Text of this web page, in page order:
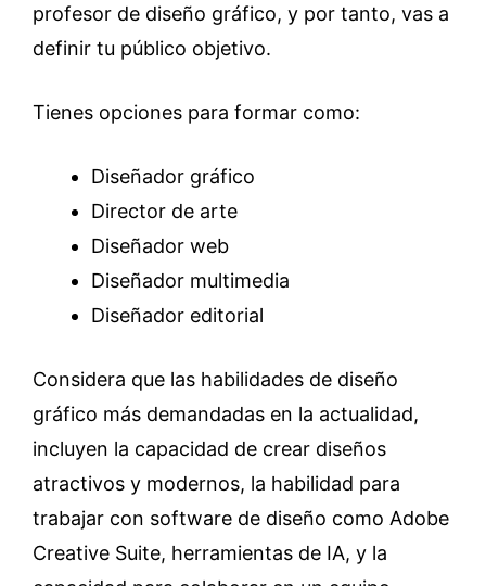
profesor de diseño gráfico, y por tanto, vas a
definir tu público objetivo.
Tienes opciones para formar como:
Diseñador gráfico
Director de arte
Diseñador web
Diseñador multimedia
Diseñador editorial
Considera que las habilidades de diseño
gráfico más demandadas en la actualidad,
incluyen la capacidad de crear diseños
atractivos y modernos, la habilidad para
trabajar con software de diseño como Adobe
Creative Suite, herramientas de IA, y la